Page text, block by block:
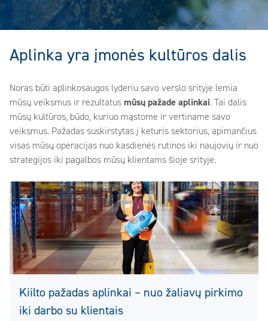
Aplinka yra įmonės kultūros dalis
Noras būti aplinkosaugos lyderiu savo verslo srityje lemia
mūsų veiksmus ir rezultatus mūsų pažade aplinkai. Tai dalis
mūsų kultūros, būdo, kuriuo mąstome ir vertiname savo
veiksmus. Pažadas suskirstytas į keturis sektorius, apimančius
visas mūsų operacijas nuo kasdienės rutinos iki naujovių ir nuo
strategijos iki pagalbos mūsų klientams šioje srityje.
Kiilto pažadas aplinkai – nuo žaliavų pirkimo
iki darbo su klientais